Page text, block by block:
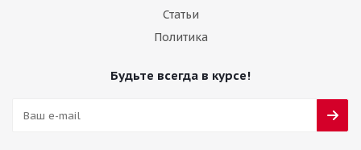
Статьи
Политика
Будьте всегда в курсе!